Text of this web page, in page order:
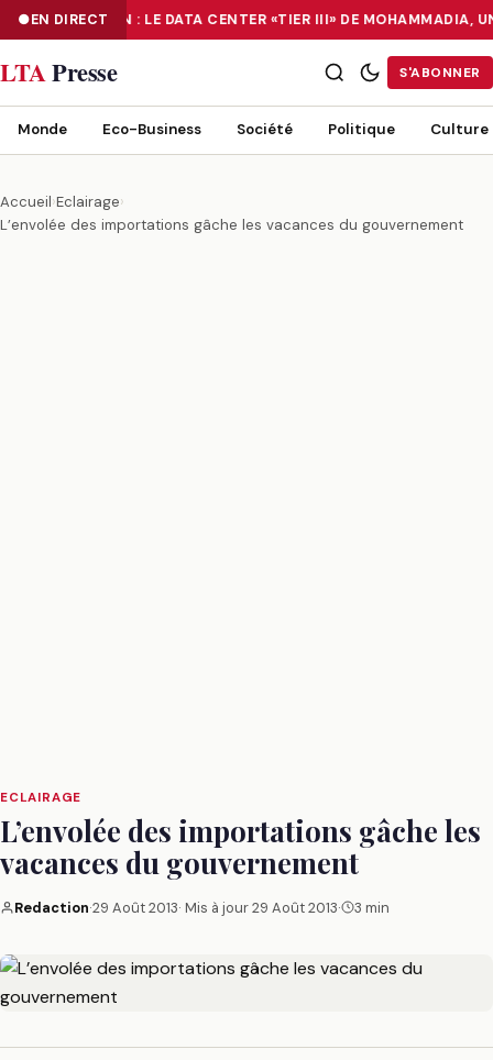
EN DIRECT
NUMÉRISATION : LE DATA CENTER «TIER III» DE MOHAMMADIA,
NUMÉRISATION : LE DATA CENTER «TIER III» DE MOHAMMADIA, UN
LTAPresse S'ABONNER
Monde Eco-Business Société Politique Culture
Accueil›Eclairage›
L’envolée des importations gâche les vacances du gouvernement
ECLAIRAGE
L’envolée des importations gâche les
vacances du gouvernement
Redaction·29 Août 2013· Mis à jour29 Août 2013· 3 min